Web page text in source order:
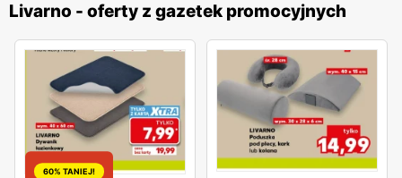
Livarno - oferty z gazetek promocyjnych
60% TANIEJ!